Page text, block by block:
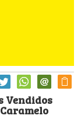
Vendidos